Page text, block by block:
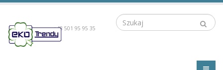
Szukaj
+48 501 95 95 35